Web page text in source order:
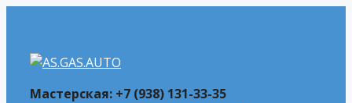
содержимому
Мастерская: +7 (938) 131-33-35